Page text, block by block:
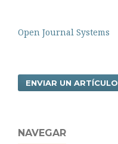
Open Journal Systems
ENVIAR UN ARTÍCULO
NAVEGAR